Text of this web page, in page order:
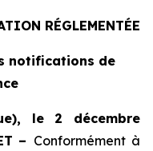
RÉGLEMENTÉE
notifications de
le 2 décembre
– Conformément à